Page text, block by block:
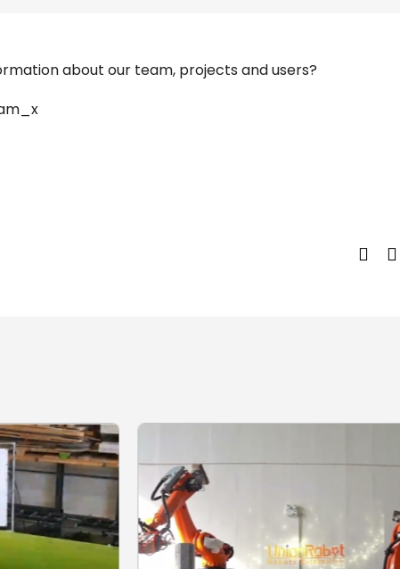
about our team, projects and users?